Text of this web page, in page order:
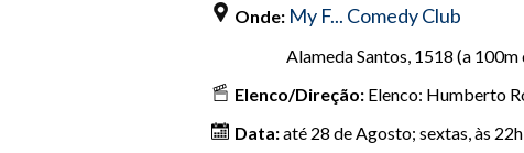
Onde: My F... Comedy Club
Alameda Santos, 1518 (a
Elenco/Direção: Elenco: Humberto
Data:até 28 de Agosto; sextas, às 22h